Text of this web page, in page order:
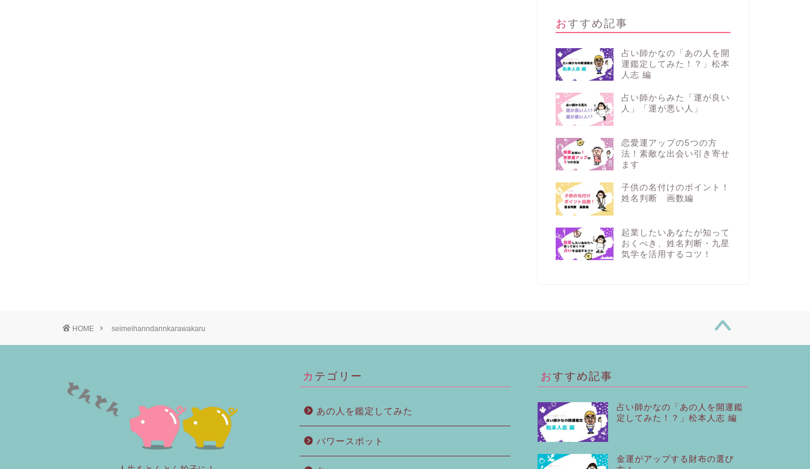
おすすめ記事
占い師かなの「あの人を開
運鑑定してみた！？」松本
人志 編
占い師からみた「運が良い
人」「運が悪い人」
恋愛運アップの5つの方
法！素敵な出会い引き寄せ
ます
子供の名付けのポイント！
姓名判断 画数編
起業したいあなたが知って
おくべき、姓名判断・九星
気学を活用するコツ！
HOME seimeihanndannkarawakaru
カテゴリー
あの人を鑑定してみた
パワースポット
おすすめ記事
占い師かなの「あの人を開運鑑
定してみた！？」松本人志 編
金運がアップする財布の選び